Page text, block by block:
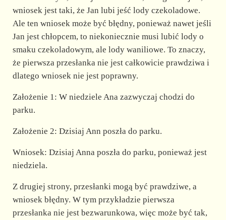
wniosek jest taki, że Jan lubi jeść lody czekoladowe.
Ale ten wniosek może być błędny, ponieważ nawet jeśli
Jan jest chłopcem, to niekoniecznie musi lubić lody o
smaku czekoladowym, ale lody waniliowe. To znaczy,
że pierwsza przesłanka nie jest całkowicie prawdziwa i
dlatego wniosek nie jest poprawny.
Założenie 1: W niedziele Ana zazwyczaj chodzi do
parku.
Założenie 2: Dzisiaj Ann poszła do parku.
Wniosek: Dzisiaj Anna poszła do parku, ponieważ jest
niedziela.
Z drugiej strony, przesłanki mogą być prawdziwe, a
wniosek błędny. W tym przykładzie pierwsza
przesłanka nie jest bezwarunkowa, więc może być tak,